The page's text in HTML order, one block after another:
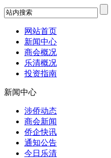
网站首页
新闻中心
商会概况
乐清概况
投资指南
新闻中心
涉侨动态
商会新闻
侨企快讯
通知公告
今日乐清